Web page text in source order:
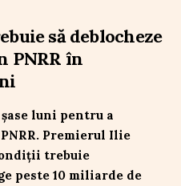
să deblocheze
PNRR în
luni pentru a
Premierul Ilie
trebuie
peste 10 miliarde de